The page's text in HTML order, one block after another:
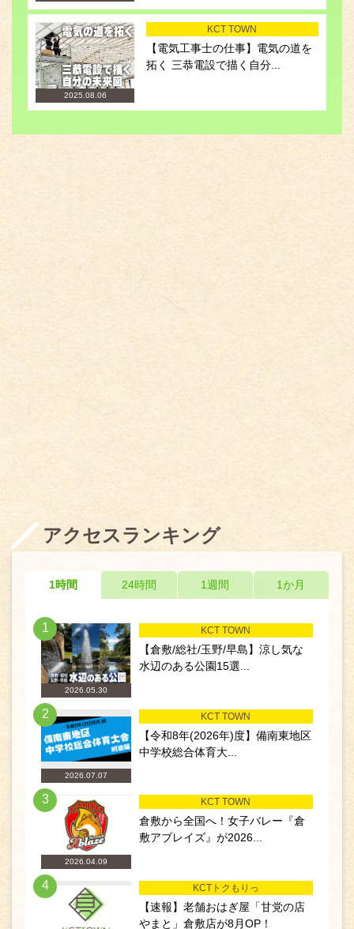
2025.08.06
KCT TOWN
【電気工事士の仕事】電気の道を
拓く 三恭電設で描く自分...
アクセスランキング
1時間 24時間 1週間 1か月
1
2026.05.30
KCT TOWN
【倉敷/総社/玉野/早島】涼し気な
水辺のある公園15選...
2
2026.07.07
KCT TOWN
【令和8年(2026年)度】備南東地区
中学校総合体育大...
3
2026.04.09
KCT TOWN
倉敷から全国へ！女子バレー『倉
敷アブレイズ』が2026...
4 KCTトクもりっ
【速報】老舗おはぎ屋「甘党の店
やまと」倉敷店が8月OP！